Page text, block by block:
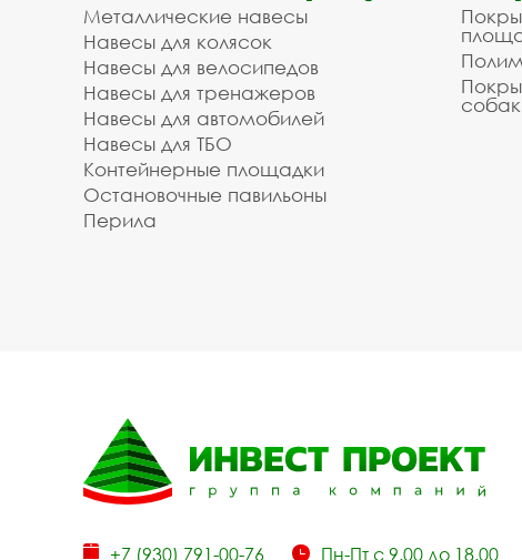
Металлические навесы
Навесы для колясок
Навесы для велосипедов
Навесы для тренажеров
Навесы для автомобилей
Навесы для ТБО
Контейнерные площадки
Остановочные павильоны
Перила
собак
+7 (930) 791-00-76 Пн-Пт с 9.00 до 18.00